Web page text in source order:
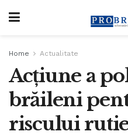
Home Actualitate
Acțiune a
brăileni
riscului